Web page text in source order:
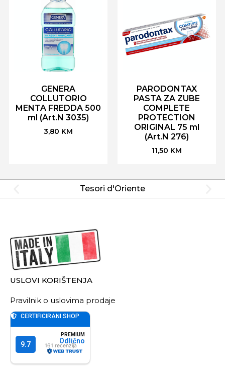
GENERA
COLLUTORIO
MENTA FREDDA 500
ml (Art.N 3035)
3,80 KM
PARODONTAX
PASTA ZA ZUBE
COMPLETE
PROTECTION
ORIGINAL 75 ml
(Art.N 276)
11,50 KM
Tesori d'Oriente
USLOVI KORIŠTENJA
Pravilnik o uslovima prodaje